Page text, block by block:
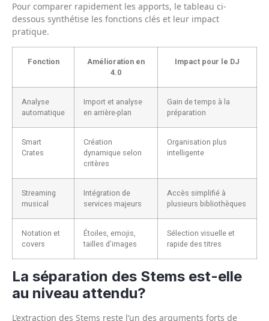
Pour comparer rapidement les apports, le tableau ci-
dessous synthétise les fonctions clés et leur impact
pratique.
Fonction
Amélioration en
4.0
Impact pour le DJ
Analyse
automatique
Import et analyse
en arrière-plan
Gain de temps à la
préparation
Smart
Crates
Création
dynamique selon
critères
Organisation plus
intelligente
Streaming
musical
Intégration de
services majeurs
Accès simplifié à
plusieurs bibliothèques
Notation et
covers
Étoiles, emojis,
tailles d’images
Sélection visuelle et
rapide des titres
La séparation des Stems est-elle
au niveau attendu?
L’extraction des Stems reste l’un des arguments forts de